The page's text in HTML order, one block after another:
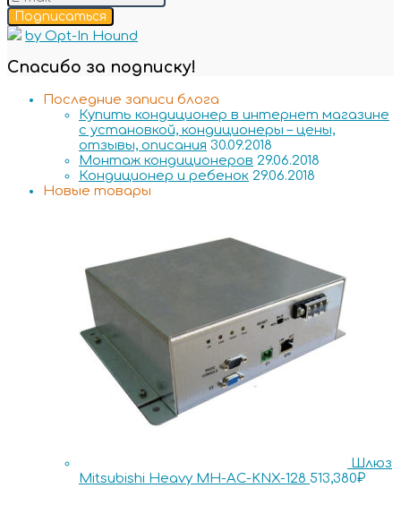
Подписаться
by Opt-In Hound
Спасибо за подписку!
Последние записи блога
Купить кондиционер в интернет магазине
с установкой, кондиционеры – цены,
отзывы, описания 30.09.2018
Монтаж кондиционеров 29.06.2018
Кондиционер и ребенок 29.06.2018
Новые товары
Шлюз
Mitsubishi Heavy MH-AC-KNX-128 513,380₽